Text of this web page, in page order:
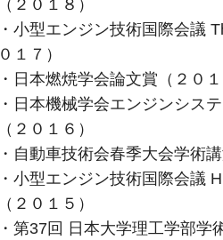
（２０１８）
・小型エンジン技術国際会議
０１７）
・日本燃焼学会論文賞（２０
・日本機械学会エンジンシス
（２０１６）
・自動車技術会春季大会学術
・小型エンジン技術国際会議
（２０１５）
・第37回 日本大学理工学部学